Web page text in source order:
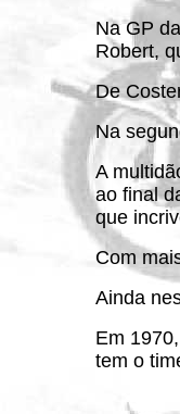
Na GP
Robert,
De
Na
A
ao final
que
Com
Ainda
Em
tem o